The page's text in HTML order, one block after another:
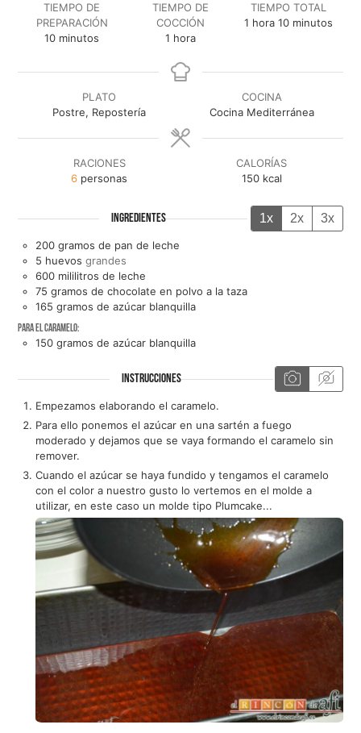
TIEMPO DE
PREPARACIÓN
10minutos
minutos
TIEMPO DE
COCCIÓN
1hora
hora
TIEMPO TOTAL
1 hora
hora 10minutos
minutos
PLATO
Postre, Repostería
COCINA
Cocina Mediterránea
RACIONES
6 personas
CALORÍAS
150 kcal
INGREDIENTES 1x 2x 3x
200 gramos de pan de leche
5 huevos grandes
600 mililitros de leche
75 gramos de chocolate en polvo a la taza
165 gramos de azúcar blanquilla
Para el caramelo:
150 gramos de azúcar blanquilla
INSTRUCCIONES
Empezamos elaborando el caramelo.
Para ello ponemos el azúcar en una sartén a fuego
moderado y dejamos que se vaya formando el caramelo sin
remover.
Cuando el azúcar se haya fundido y tengamos el caramelo
con el color a nuestro gusto lo vertemos en el molde a
utilizar, en este caso un molde tipo Plumcake...